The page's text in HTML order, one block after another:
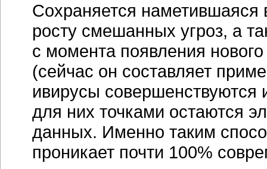
Сохраняется наметившаяся
росту смешанных угроз, а
с момента появления
(сейчас он составляет
ивирусы
для них точками остаются
данных. Именно таким
проникает почти 100%